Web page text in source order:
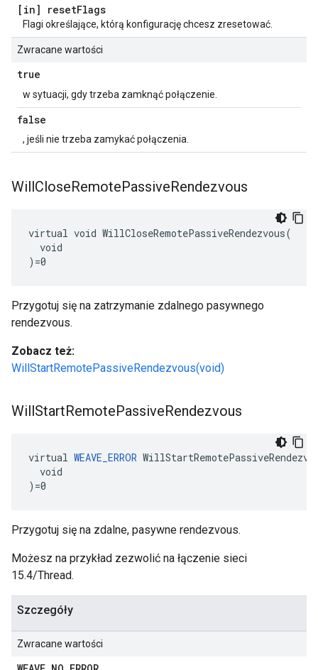
[in] resetFlags
Flagi określające, którą konfigurację chcesz zresetować.
Zwracane wartości
true
w sytuacji, gdy trzeba zamknąć połączenie.
false
, jeśli nie trzeba zamykać połączenia.
WillCloseRemotePassiveRendezvous
virtual void WillCloseRemotePassiveRendezvous(
  void
)=0
Przygotuj się na zatrzymanie zdalnego pasywnego
rendezvous.
Zobacz też:
WillStartRemotePassiveRendezvous(void)
WillStartRemotePassiveRendezvous
virtual WEAVE_ERROR
  void
)=0
Przygotuj się na zdalne, pasywne rendezvous.
Możesz na przykład zezwolić na łączenie sieci
15.4/Thread.
Szczegóły
Zwracane wartości